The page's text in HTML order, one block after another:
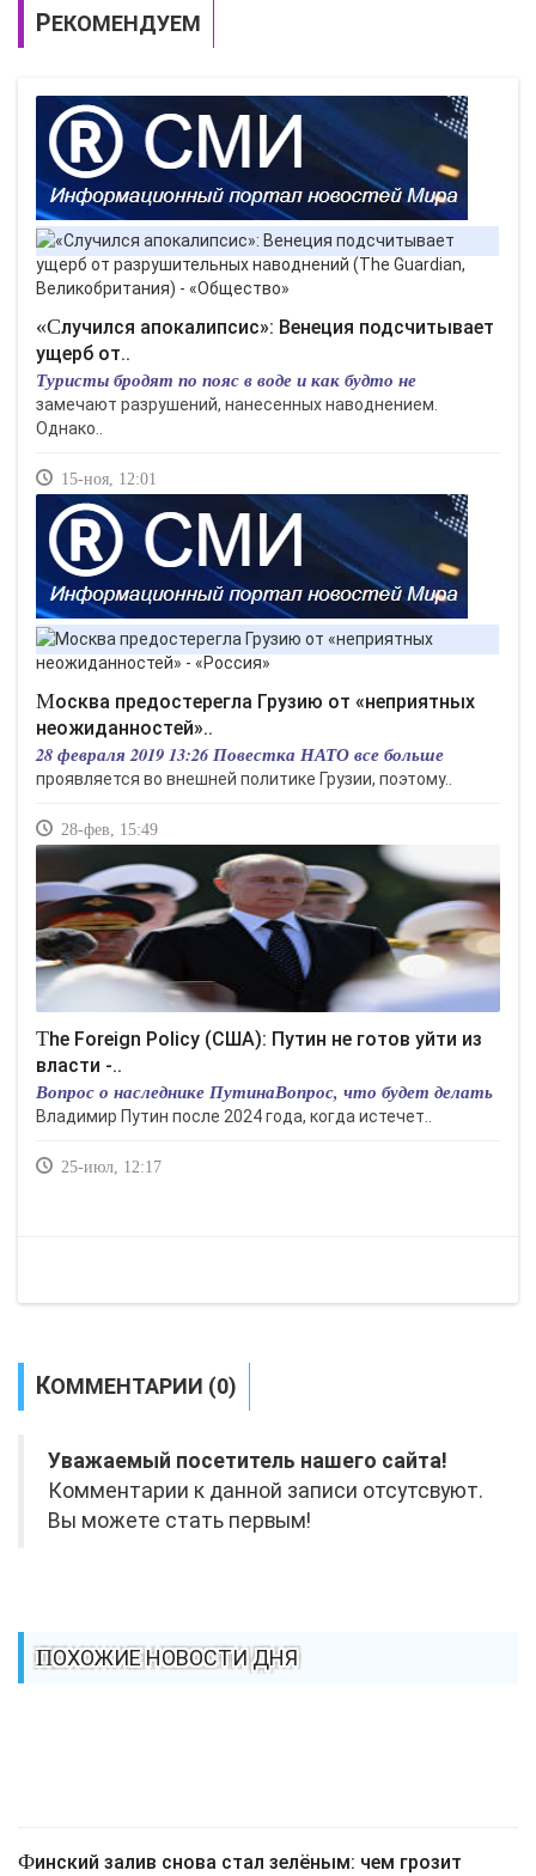
РЕКОМЕНДУЕМ
«Случился апокалипсис»: Венеция подсчитывает
ущерб от..
Туристы бродят по пояс в воде и как будто не
замечают разрушений, нанесенных наводнением.
Однако..
15-ноя, 12:01
Москва предостерегла Грузию от «неприятных
неожиданностей»..
28 февраля 2019 13:26 Повестка НАТО все больше
проявляется во внешней политике Грузии, поэтому..
28-фев, 15:49
The Foreign Policy (США): Путин не готов уйти из
власти -..
Вопрос о наследнике ПутинаВопрос, что будет делать
Владимир Путин после 2024 года, когда истечет..
25-июл, 12:17
КОММЕНТАРИИ (0)
Уважаемый посетитель нашего сайта!
Комментарии к данной записи отсутсвуют.
Вы можете стать первым!
ПОХОЖИЕ НОВОСТИ ДНЯ
Финский залив снова стал зелёным: чем грозит